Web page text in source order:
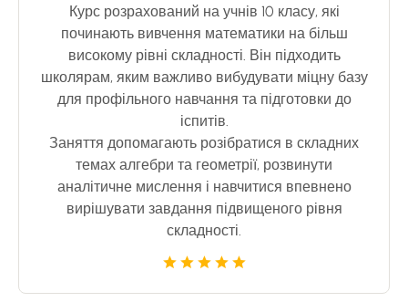
олімпіад з математики та фізики.
Курс розрахований на учнів 10 класу, які
починають вивчення математики на більш
високому рівні складності. Він підходить
школярам, яким важливо вибудувати міцну базу
для профільного навчання та підготовки до
іспитів.
Заняття допомагають розібратися в складних
темах алгебри та геометрії, розвинути
аналітичне мислення і навчитися впевнено
вирішувати завдання підвищеного рівня
складності.